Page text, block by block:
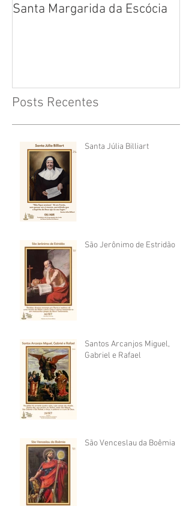
Santa Margarida da Escócia
Posts Recentes
Santa Júlia Billiart
São Jerônimo de Estridão
Santos Arcanjos Miguel,
Gabriel e Rafael
São Venceslau da Boêmia